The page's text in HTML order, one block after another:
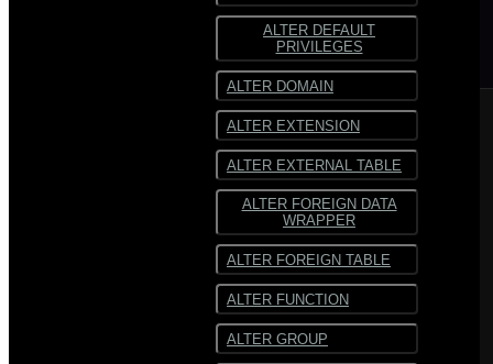
ORC
SequenceFile
Многострочный
Текст
фиксированной
ширины
ALTER DEFAULT
PRIVILEGES
ALTER DOMAIN
ALTER EXTENSION
ALTER EXTERNAL TABLE
ALTER FOREIGN DATA
WRAPPER
ALTER FOREIGN TABLE
ALTER FUNCTION
ALTER GROUP